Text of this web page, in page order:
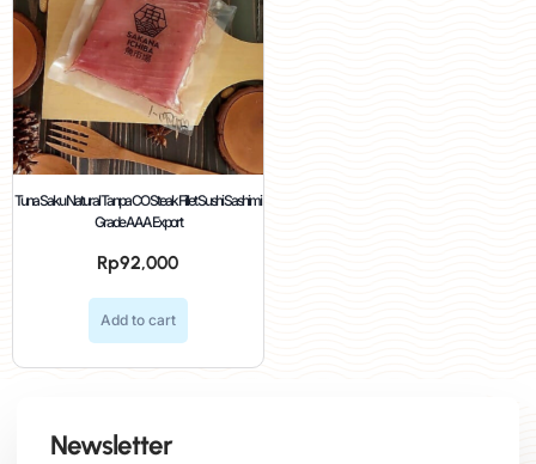
Tuna Saku Natural Tanpa CO Steak Fillet Sushi Sashimi
Grade AAA Export
Rp92,000
Add to cart
Newsletter